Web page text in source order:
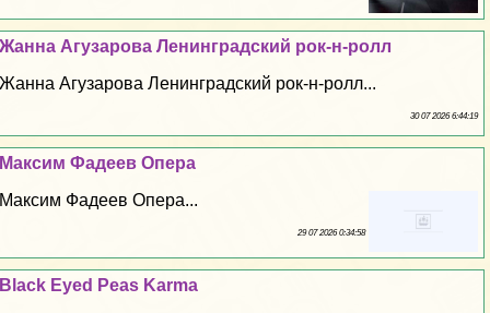
Жанна Агузарова Ленинградский рок-н-ролл
Жанна Агузарова Ленинградский рок-н-ролл...
30 07 2026 6:44:19
Максим Фадеев Опера
Максим Фадеев Опера...
29 07 2026 0:34:58
Black Eyed Peas Karma